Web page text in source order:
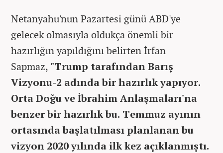
Netanyahu'nun Pazartesi günü ABD'ye
gelecek olmasıyla oldukça önemli bir
hazırlığın yapıldığını belirten İrfan
Sapmaz, "Trump tarafından Barış
Vizyonu-2 adında bir hazırlık yapıyor.
Orta Doğu ve İbrahim Anlaşmaları'na
benzer bir hazırlık bu. Temmuz ayının
ortasında başlatılması planlanan bu
vizyon 2020 yılında ilk kez açıklanmıştı.